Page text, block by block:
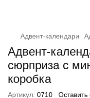
Адвент-календари
Адвент-
сюрприза с
коробка
Артикул: 0710 Оставить